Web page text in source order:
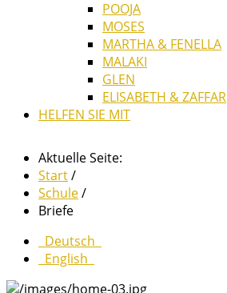
POOJA
MOSES
MARTHA & FENELLA
MALAKI
GLEN
ELISABETH & ZAFFAR
HELFEN SIE MIT
Aktuelle Seite:
Start/
Schule/
Briefe
Deutsch
English